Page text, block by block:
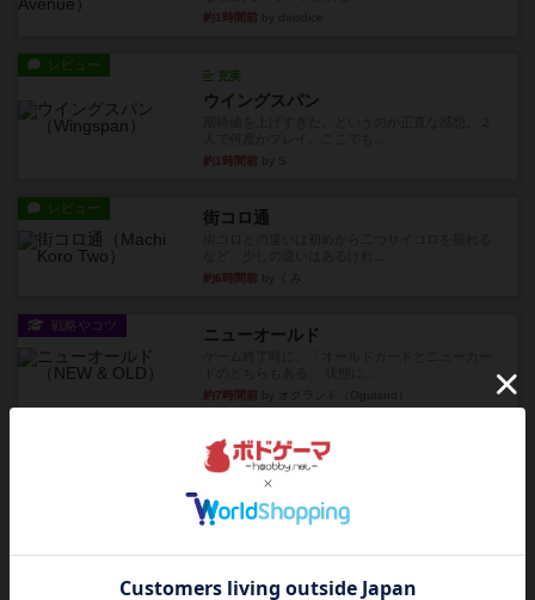
約1時間前
レビュー
充実
ウイングスパン
約1時間前
レビュー 街コロ通
約6時間前
戦略やコツ ニューオールド
約7時間前
ニューオールド
ボードゲームを1,000個以上持っているユーザー視
点で良かった点と悪か...
約7時間前 by オグランド（Oguland）
レビュー
プレイ感がしっかりしてるから、超ボードゲーム